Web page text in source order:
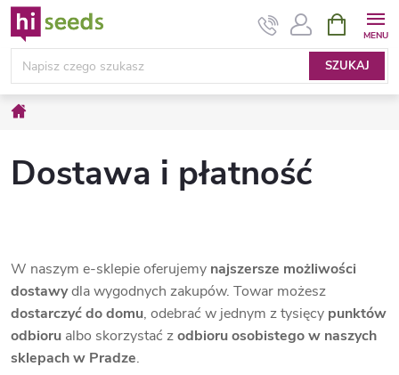
Przejść
do
treści
SZUKAJ
KOSZYK
Dostawa i płatność
W naszym e-sklepie oferujemy najszersze możliwości
dostawydla wygodnych zakupów. Towar możesz
dostarczyć do domu, odebrać w jednym z tysięcy punktów
odbioru albo skorzystać zodbioru osobistego w naszych
sklepach w Pradze.